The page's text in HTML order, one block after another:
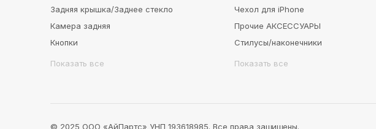
Задняя крышка/Заднее стекло
Камера задняя
Кнопки
Показать все
Чехол для iPhone
Прочие АКСЕССУАРЫ
Стилусы/наконечники
Показать все
© 2025 ООО «АйПартс» УНП 193618985. Все права защищены.